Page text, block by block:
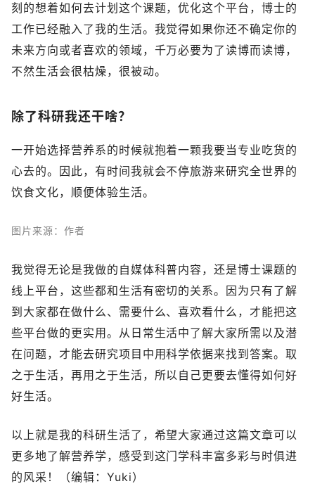
刻的想着如何去计划这个课题，优化这个平台，博士的
工作已经融入了我的生活。我觉得如果你还不确定你的
未来方向或者喜欢的领域，千万必要为了读博而读博，
不然生活会很枯燥，很被动。
除了科研我还干啥？
一开始选择营养系的时候就抱着一颗我要当专业吃货的
心去的。因此，有时间我就会不停旅游来研究全世界的
饮食文化，顺便体验生活。
图片来源：作者
我觉得无论是我做的自媒体科普内容，还是博士课题的
线上平台，这些都和生活有密切的关系。因为只有了解
到大家都在做什么、需要什么、喜欢看什么，才能把这
些平台做的更实用。从日常生活中了解大家所需以及潜
在问题，才能去研究项目中用科学依据来找到答案。取
之于生活，再用之于生活，所以自己更要去懂得如何好
好生活。
以上就是我的科研生活了，希望大家通过这篇文章可以
更多地了解营养学，感受到这门学科丰富多彩与时俱进
的风采！（编辑：Yuki）